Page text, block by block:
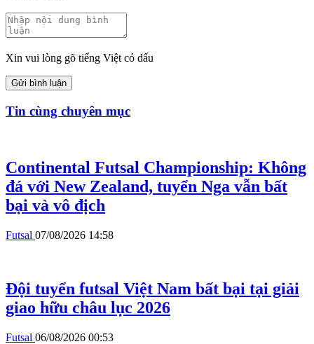
Xin vui lòng gõ tiếng Việt có dấu
Gửi bình luận
Tin cùng chuyên mục
Continental Futsal Championship: Không
đá với New Zealand, tuyển Nga vẫn bất
bại và vô địch
Futsal 07/08/2026 14:58
Đội tuyển futsal Việt Nam bất bại tại giải
giao hữu châu lục 2026
Futsal 06/08/2026 00:53